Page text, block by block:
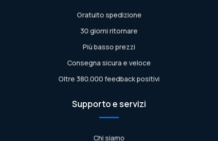
Gratuito spedizione
30 giorni ritornare
Più basso prezzi
Consegna sicura e veloce
Oltre 380.000 feedback positivi
Supporto e servizi
Chi siamo